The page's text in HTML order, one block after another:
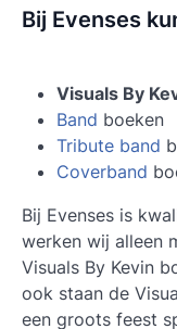
Bij Evenses
Visuals By
Band boeken
Tribute band
Coverband
Bij Evenses is
werken wij alleen
Visuals By Kevin
ook staan de
een groots feest